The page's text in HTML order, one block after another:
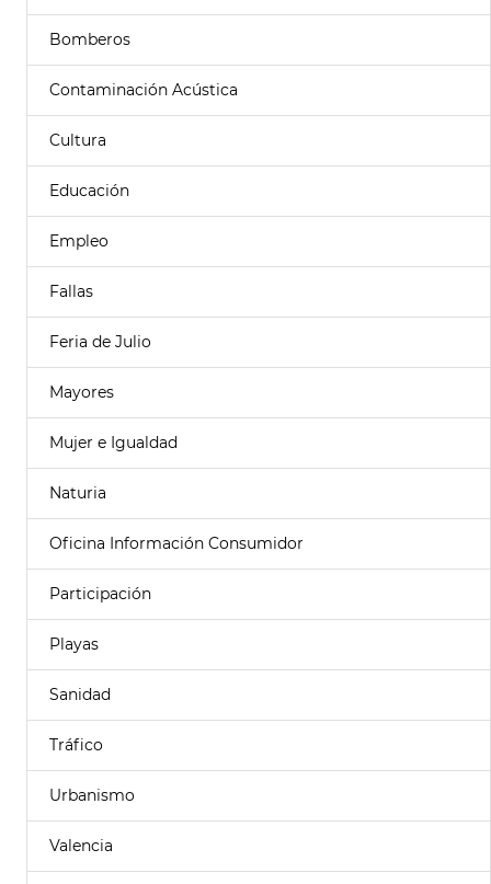
Bomberos
Contaminación Acústica
Cultura
Educación
Empleo
Fallas
Feria de Julio
Mayores
Mujer e Igualdad
Naturia
Oficina Información Consumidor
Participación
Playas
Sanidad
Tráfico
Urbanismo
Valencia